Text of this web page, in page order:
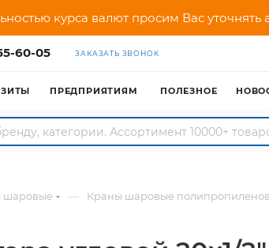
курса валют просим Вас
60-05 ЗАКАЗАТЬ ЗВОНОК
ПРЕДПРИЯТИЯМ ПОЛЕЗНОЕ
шаровые — Краны шаровые